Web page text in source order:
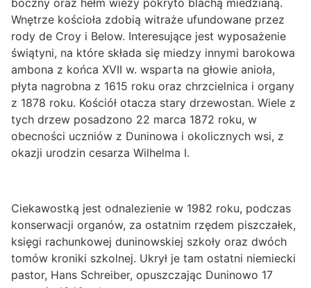
boczny oraz hełm wieży pokryto blachą miedzianą.
Wnętrze kościoła zdobią witraże ufundowane przez
rody de Croy i Below. Interesujące jest wyposażenie
świątyni, na które składa się miedzy innymi barokowa
ambona z końca XVII w. wsparta na głowie anioła,
płyta nagrobna z 1615 roku oraz chrzcielnica i organy
z 1878 roku. Kościół otacza stary drzewostan. Wiele z
tych drzew posadzono 22 marca 1872 roku, w
obecności uczniów z Duninowa i okolicznych wsi, z
okazji urodzin cesarza Wilhelma I.
Ciekawostką jest odnalezienie w 1982 roku, podczas
konserwacji organów, za ostatnim rzędem piszczałek,
księgi rachunkowej duninowskiej szkoły oraz dwóch
tomów kroniki szkolnej. Ukrył je tam ostatni niemiecki
pastor, Hans Schreiber, opuszczając Duninowo 17